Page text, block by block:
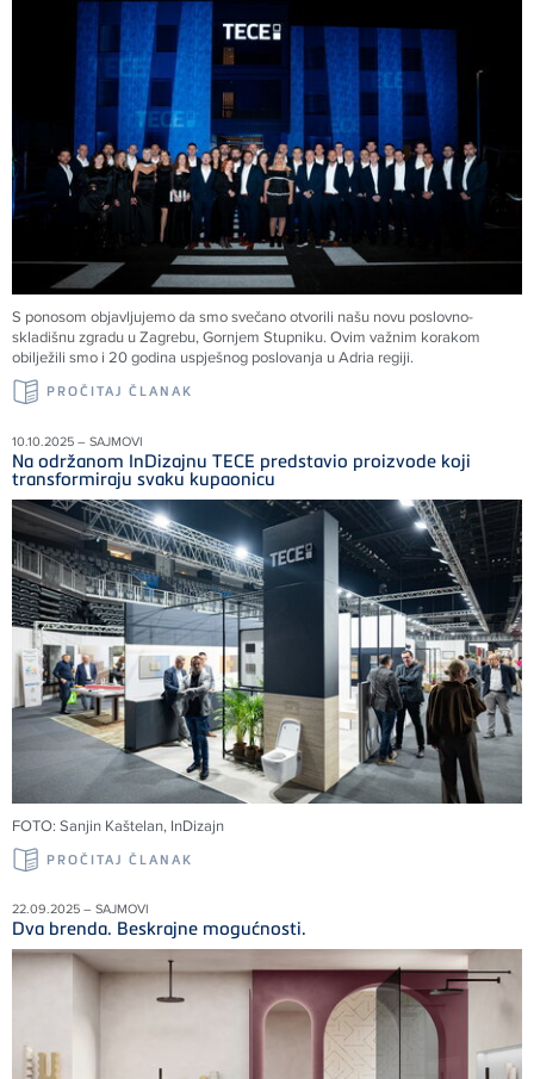
S ponosom objavljujemo da smo svečano otvorili našu novu poslovno-
skladišnu zgradu u Zagrebu, Gornjem Stupniku. Ovim važnim korakom
obilježili smo i 20 godina uspješnog poslovanja u Adria regiji.
PROČITAJ ČLANAK
10.10.2025 – SAJMOVI
Na održanom InDizajnu TECE predstavio proizvode koji
transformiraju svaku kupaonicu
FOTO: Sanjin Kaštelan, InDizajn
PROČITAJ ČLANAK
22.09.2025 – SAJMOVI
Dva brenda. Beskrajne mogućnosti.